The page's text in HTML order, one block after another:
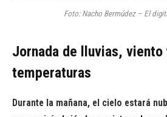
Foto: Nacho Bermúdez – El
Jornada de lluvias, viento
temperaturas
Durante la mañana, el cielo estará